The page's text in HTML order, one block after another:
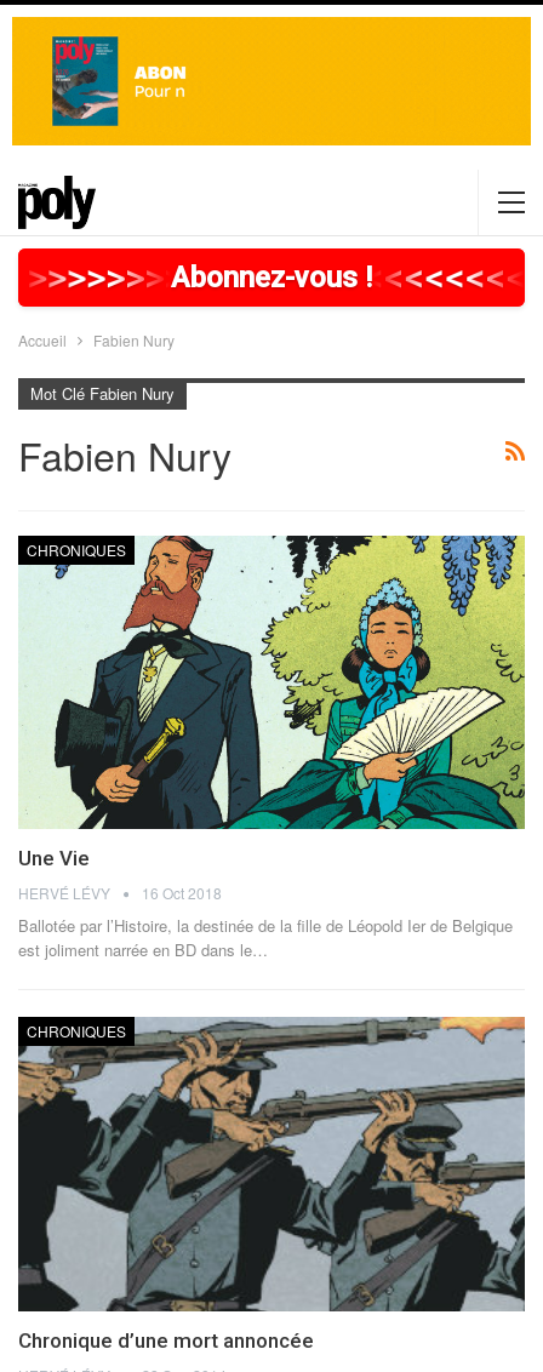
>>>>>>>>>>>>>>>>>
Abonnez-vous !<<<<<<<<
Accueil Fabien Nury
Mot Clé Fabien Nury
Fabien Nury
CHRONIQUES
Une Vie
HERVÉ LÉVY 16 Oct 2018
Ballotée par l’Histoire, la destinée de la fille de Léopold Ier de Belgique
est joliment narrée en BD dans le…
CHRONIQUES
Chronique d’une mort annoncée